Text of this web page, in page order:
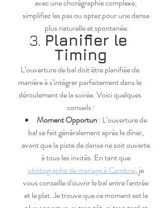
avec une chorégraphie complexe,
simplifiez les pas ou optez pour une danse
plus naturelle et spontanée.
3. Planifier le
Timing
L’ouverture de bal doit être planifiée de
manière à s’intégrer parfaitement dans le
déroulement de la soirée. Voici quelques
conseils :
Moment Opportun : L’ouverture de
bal se fait généralement après le dîner,
avant que la piste de danse ne soit ouverte
à tous les invités. En tant que
photographe de mariage à Cambrai, je
vous conseille d'ouvrir le bal entre l'entrée
et le plat. Je trouve que ce moment est le